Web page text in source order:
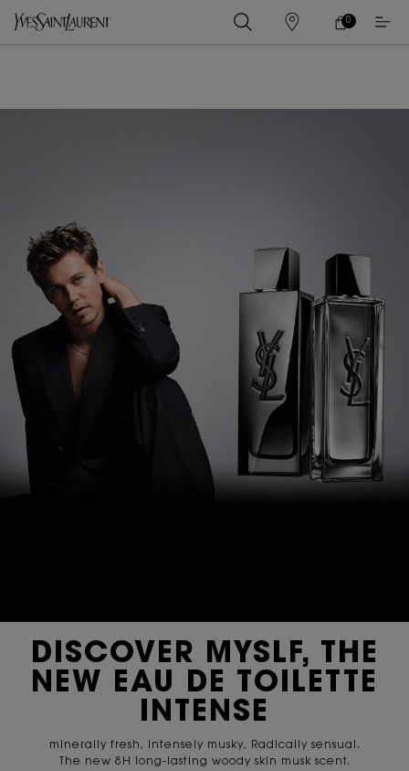
ร้าน
ค้า
ตะกร้า
0
0 PRODUCT IN
DISCOVER MYSLF, THE
NEW EAU DE TOILETTE
INTENSE
minerally fresh, Intensely musky, Radically sensual.
The new 8H long-lasting woody skin musk scent.